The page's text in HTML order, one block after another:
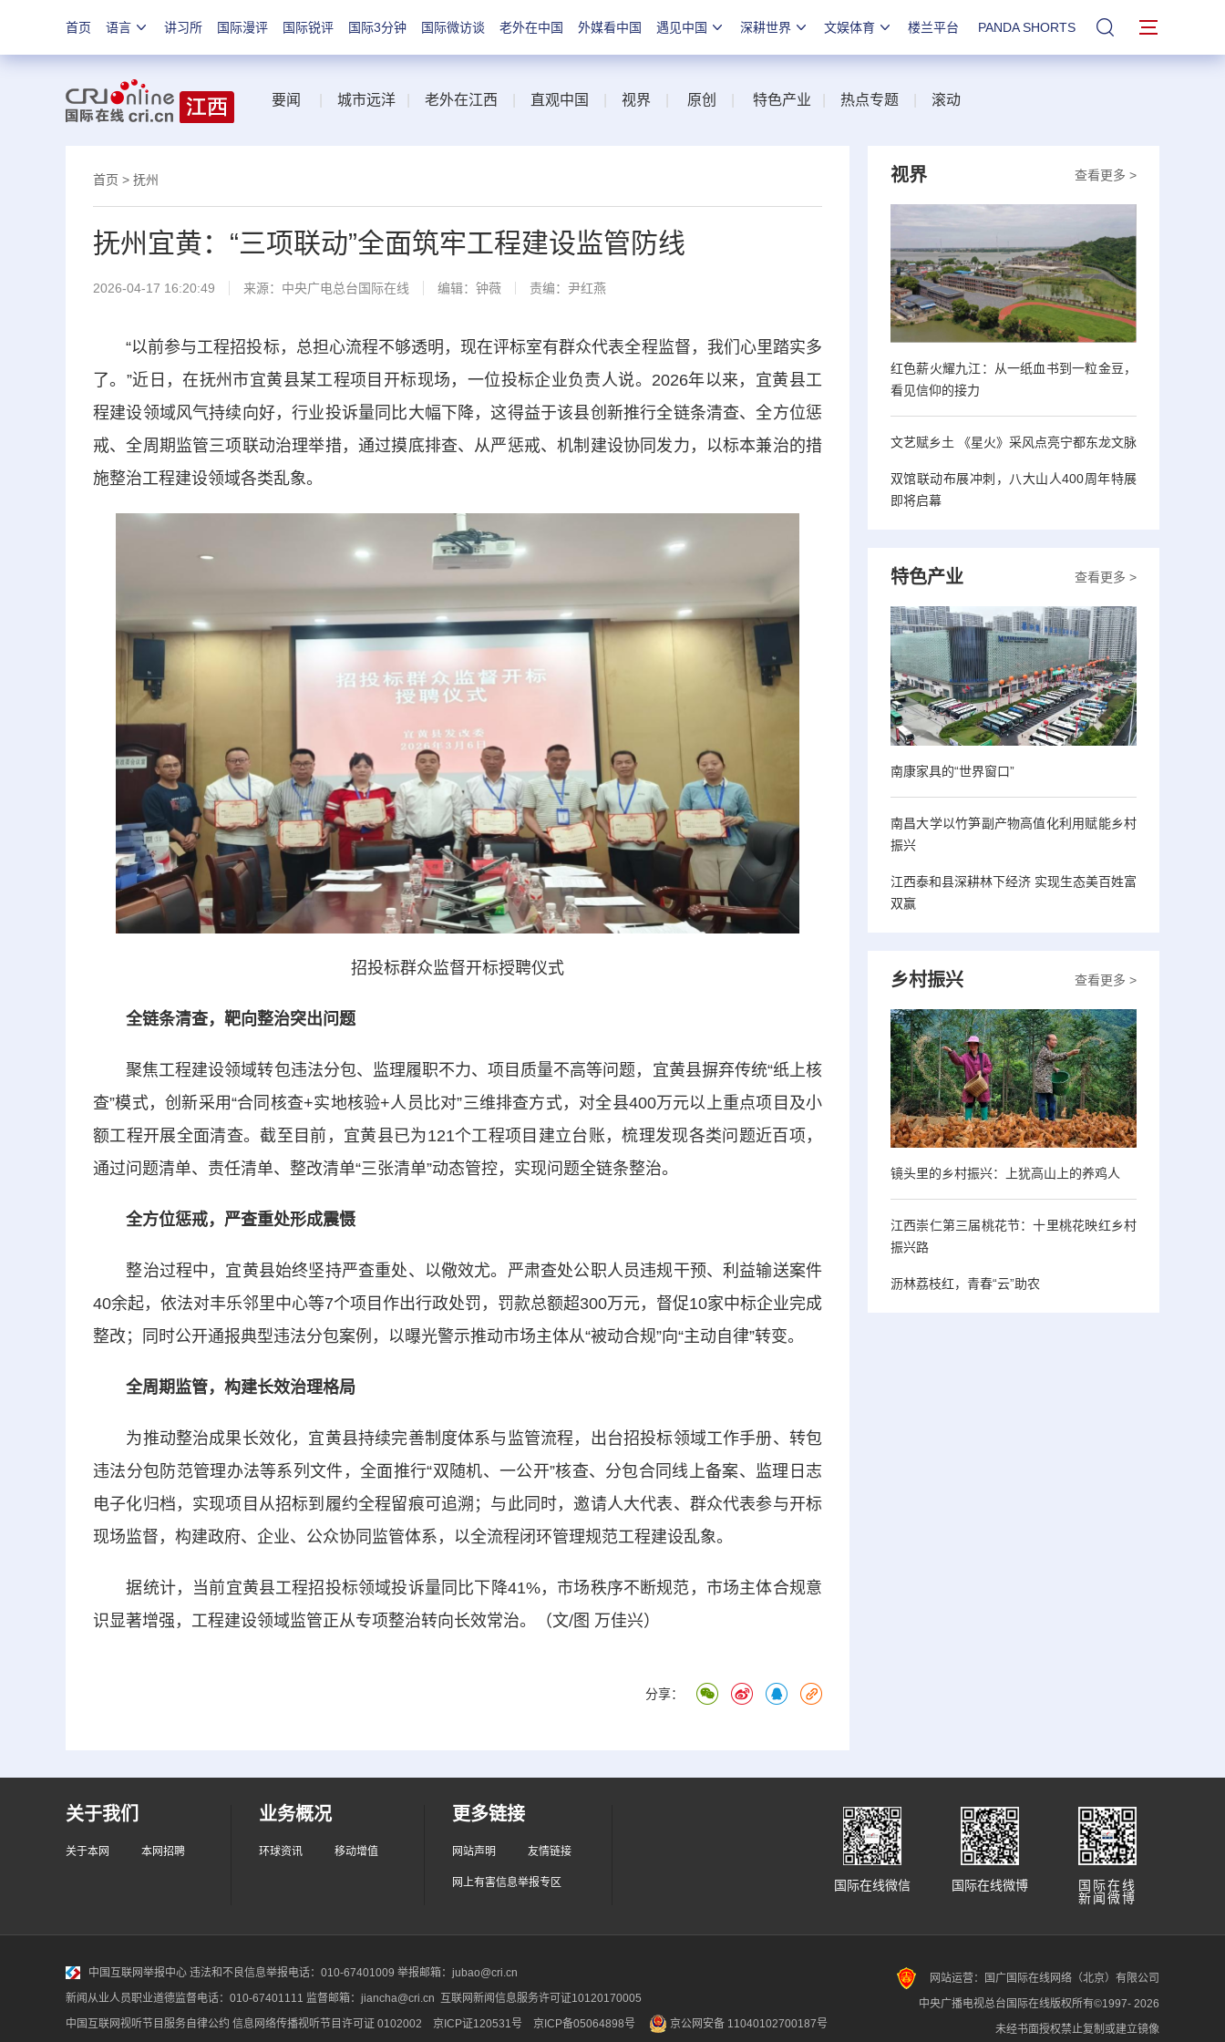
首页 语言 讲习所 国际漫评 国际锐评 国际3分钟 国际微访谈 老外在中国 外媒看中国 遇见中国 深耕世界 文娱体育 楼兰平台 PANDA SHORTS 站内搜索
要闻 城市远洋 老外在江西 直观中国 视界 原创 特色产业 热点专题 滚动
首页 > 抚州
抚州宜黄：“三项联动”全面筑牢工程建设监管防线
2026-04-17 16:20:49 来源：中央广电总台国际在线 编辑：钟薇 责编：尹红燕
“以前参与工程招投标，总担心流程不够透明，现在评标室有群众代表全程监督，我们心里踏实多
了。”近日，在抚州市宜黄县某工程项目开标现场，一位投标企业负责人说。2026年以来，宜黄县工
程建设领域风气持续向好，行业投诉量同比大幅下降，这得益于该县创新推行全链条清查、全方位惩
戒、全周期监管三项联动治理举措，通过摸底排查、从严惩戒、机制建设协同发力，以标本兼治的措
施整治工程建设领域各类乱象。
招投标群众监督开标授聘仪式
全链条清查，靶向整治突出问题
聚焦工程建设领域转包违法分包、监理履职不力、项目质量不高等问题，宜黄县摒弃传统“纸上核
查”模式，创新采用“合同核查+实地核验+人员比对”三维排查方式，对全县400万元以上重点项目及小
额工程开展全面清查。截至目前，宜黄县已为121个工程项目建立台账，梳理发现各类问题近百项，
通过问题清单、责任清单、整改清单“三张清单”动态管控，实现问题全链条整治。
全方位惩戒，严查重处形成震慑
整治过程中，宜黄县始终坚持严查重处、以儆效尤。严肃查处公职人员违规干预、利益输送案件
40余起，依法对丰乐邻里中心等7个项目作出行政处罚，罚款总额超300万元，督促10家中标企业完成
整改；同时公开通报典型违法分包案例，以曝光警示推动市场主体从“被动合规”向“主动自律”转变。
全周期监管，构建长效治理格局
为推动整治成果长效化，宜黄县持续完善制度体系与监管流程，出台招投标领域工作手册、转包
违法分包防范管理办法等系列文件，全面推行“双随机、一公开”核查、分包合同线上备案、监理日志
电子化归档，实现项目从招标到履约全程留痕可追溯；与此同时，邀请人大代表、群众代表参与开标
现场监督，构建政府、企业、公众协同监管体系，以全流程闭环管理规范工程建设乱象。
据统计，当前宜黄县工程招投标领域投诉量同比下降41%，市场秩序不断规范，市场主体合规意
识显著增强，工程建设领域监管正从专项整治转向长效常治。（文/图 万佳兴）
分享：
查看更多 >
视界
红色薪火耀九江：从一纸血书到一粒金豆，
看见信仰的接力
文艺赋乡土 《星火》采风点亮宁都东龙文脉
双馆联动布展冲刺，八大山人400周年特展
即将启幕
查看更多 >
特色产业
南康家具的“世界窗口”
南昌大学以竹笋副产物高值化利用赋能乡村
振兴
江西泰和县深耕林下经济 实现生态美百姓富
双赢
查看更多 >
乡村振兴
镜头里的乡村振兴：上犹高山上的养鸡人
江西崇仁第三届桃花节：十里桃花映红乡村
振兴路
沥林荔枝红，青春“云”助农
关于我们
关于本网 本网招聘
业务概况
环球资讯 移动增值
更多链接
网站声明 友情链接
网上有害信息举报专区
国际在线
新闻微博
国际在线微博
国际在线微信
中国互联网举报中心 违法和不良信息举报电话：010-67401009 举报邮箱：jubao@cri.cn
新闻从业人员职业道德监督电话：010-67401111 监督邮箱：jiancha@cri.cn 互联网新闻信息服务许可证10120170005
中国互联网视听节目服务自律公约 信息网络传播视听节目许可证 0102002 京ICP证120531号 京ICP备05064898号 京公网安备 11040102700187号
网站运营：国广国际在线网络（北京）有限公司
中央广播电视总台国际在线版权所有©1997- 2026
未经书面授权禁止复制或建立镜像